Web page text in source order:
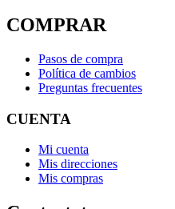
COMPRAR
Pasos de compra
Política de cambios
Preguntas frecuentes
CUENTA
Mi cuenta
Mis direcciones
Mis compras